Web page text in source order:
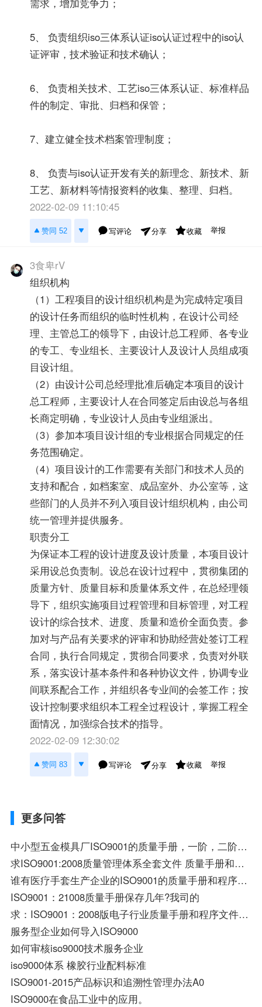
5、 负责组织iso三体系认证iso认证过程中的iso认
证评审，技术验证和技术确认；
6、 负责相关技术、工艺iso三体系认证、标准样品
件的制定、审批、归档和保管；
7、建立健全技术档案管理制度；
8、 负责与iso认证开发有关的新理念、新技术、新
工艺、新材料等情报资料的收集、整理、归档。
2022-02-09 11:10:45
赞同 52 写评论 分享 收藏 举报
3食卑rV
组织机构
（1）工程项目的设计组织机构是为完成特定项目
的设计任务而组织的临时性机构，在设计公司经
理、主管总工的领导下，由设计总工程师、各专业
的专工、专业组长、主要设计人及设计人员组成项
目设计组。
（2）由设计公司总经理批准后确定本项目的设计
总工程师，主要设计人在合同签定后由设总与各组
长商定明确，专业设计人员由专业组派出。
（3）参加本项目设计组的专业根据合同规定的任
务范围确定。
（4）项目设计的工作需要有关部门和技术人员的
支持和配合，如档案室、成品室外、办公室等，这
些部门的人员并不列入项目设计组织机构，由公司
统一管理并提供服务。
职责分工
为保证本工程的设计进度及设计质量，本项目设计
采用设总负责制。设总在设计过程中，贯彻集团的
质量方针、质量目标和质量体系文件，在总经理领
导下，组织实施项目过程管理和目标管理，对工程
设计的综合技术、进度、质量和造价全面负责。参
加对与产品有关要求的评审和协助经营处签订工程
合同，执行合同规定，贯彻合同要求，负责对外联
系，落实设计基本条件和各种协议文件，协调专业
间联系配合工作，并组织各专业间的会签工作；按
设计控制要求组织本工程全过程设计，掌握工程全
面情况，加强综合技术的指导。
2022-02-09 12:30:02
赞同 83 写评论 分享 收藏 举报
更多问答
中小型五金模具厂ISO9001的质量手册，一阶，二阶，三阶，四阶文件？
求ISO9001:2008质量管理体系全套文件 质量手册和程序文件 五金行业的 请大虾救命哦。1808058848@QQ.com
谁有医疗手套生产企业的ISO9001的质量手册和程序文件等体系文件给我发一份，谢谢了！1
ISO9001：21008质量手册保存几年?我司的
求：ISO9001：2008版电子行业质量手册和程序文件资料一套
服务型企业如何导入ISO9000
如何审核iso9000技术服务企业
iso9000体系 橡胶行业配料标准
ISO9001-2015产品标识和追溯性管理办法A0
ISO9000在食品工业中的应用。